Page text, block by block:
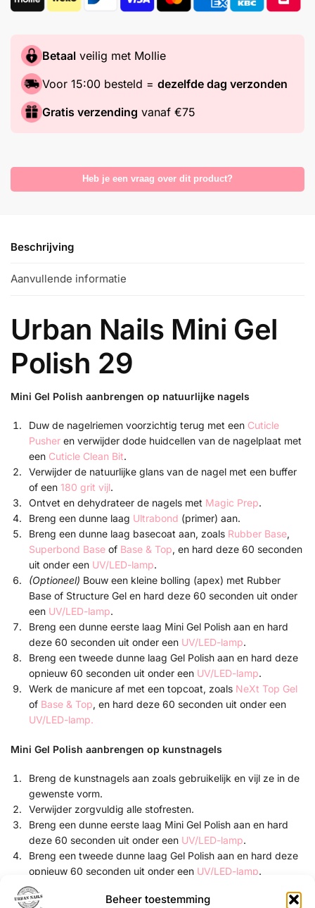
Beheer toestemming
Betaal veilig met Mollie
Voor 15:00 besteld = dezelfde dag verzonden
Gratis verzending vanaf €75
Heb je een vraag over dit product?
Beschrijving
Aanvullende informatie
Urban Nails Mini Gel
Polish 29
Mini Gel Polish aanbrengen op natuurlijke nagels
Duw de nagelriemen voorzichtig terug met een Cuticle
Pusher en verwijder dode huidcellen van de nagelplaat met
een Cuticle Clean Bit.
Verwijder de natuurlijke glans van de nagel met een buffer
of een 180 grit vijl.
Ontvet en dehydrateer de nagels met Magic Prep.
Breng een dunne laag Ultrabond (primer) aan.
Breng een dunne laag basecoat aan, zoals Rubber Base,
Superbond Base of Base & Top, en hard deze 60 seconden
uit onder een UV/LED-lamp.
(Optioneel) Bouw een kleine bolling (apex) met Rubber
Base of Structure Gel en hard deze 60 seconden uit onder
een UV/LED-lamp.
Breng een dunne eerste laag Mini Gel Polish aan en hard
deze 60 seconden uit onder een UV/LED-lamp.
Breng een tweede dunne laag Gel Polish aan en hard deze
opnieuw 60 seconden uit onder een UV/LED-lamp.
Werk de manicure af met een topcoat, zoals NeXt Top Gel
of Base & Top, en hard deze 60 seconden uit onder een
UV/LED-lamp.
Mini Gel Polish aanbrengen op kunstnagels
Breng de kunstnagels aan zoals gebruikelijk en vijl ze in de
gewenste vorm.
Verwijder zorgvuldig alle stofresten.
Breng een dunne eerste laag Mini Gel Polish aan en hard
deze 60 seconden uit onder een UV/LED-lamp.
Breng een tweede dunne laag Gel Polish aan en hard deze
opnieuw 60 seconden uit onder een UV/LED-lamp.
Sluit af met een topcoat, zoals
High Shine
Sparkle Top, en hard deze 60 seconden uit